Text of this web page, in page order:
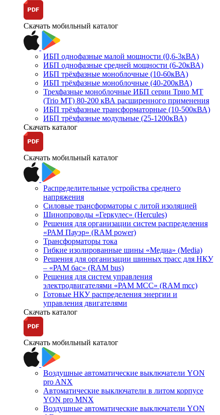
Скачать мобильный каталог
ИБП однофазные малой мощности (0,6-3кВА)
ИБП однофазные средней мощности (6-20кВА)
ИБП трёхфазные моноблочные (10-60кВА)
ИБП трёхфазные моноблочные (40-200кВА)
Трехфазные моноблочные ИБП серии Трио МТ
(Trio MT) 80-200 кВА расширенного применения
ИБП трёхфазные трансформаторные (10-500кВА)
ИБП трёхфазные модульные (25-1200кВА)
Скачать каталог
Скачать мобильный каталог
Распределительные устройства среднего
напряжения
Силовые трансформаторы с литой изоляцией
Шинопроводы «Геркулес» (Hercules)
Решения для организации систем распределения
«РАМ Пауэр» (RAM power)
Трансформаторы тока
Гибкие изолированные шины «Медиа» (Media)
Решения для организации шинных трасс для НКУ
– «РАМ бас» (RAM bus)
Решения для систем управления
электродвигателями «РАМ МСС» (RAM mcc)
Готовые НКУ распределения энергии и
управления двигателями
Скачать каталог
Скачать мобильный каталог
Воздушные автоматические выключатели YON
pro ANX
Автоматические выключатели в литом корпусе
YON pro MNX
Воздушные автоматические выключатели YON